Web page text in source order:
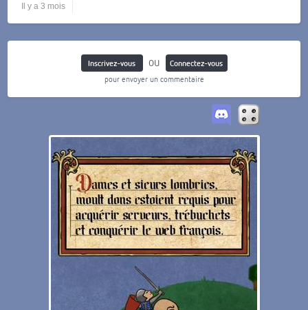
Il y a 3 mois
Inscrivez-vous ou
Connectez-vous
pour envoyer un commentaire